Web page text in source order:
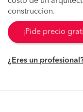
construccion.
¡Pide precio
¿Eres un